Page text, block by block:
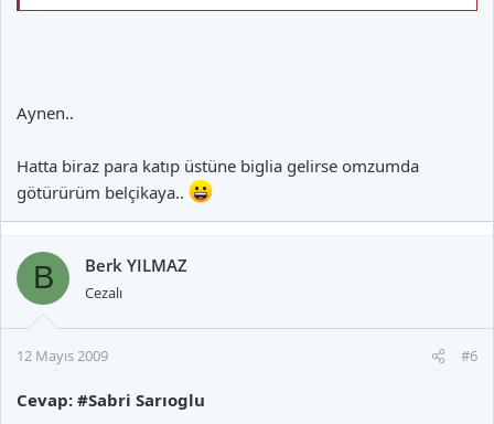
Aynen..
Hatta biraz para katıp üstüne biglia gelirse omzumda
götürürüm belçikaya..
B Berk YILMAZ
Cezalı
12 Mayıs 2009 #6
Cevap: #Sabri Sarıoglu